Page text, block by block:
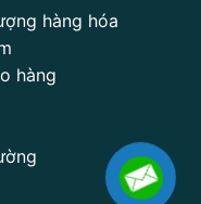
hàng hóa
hàng